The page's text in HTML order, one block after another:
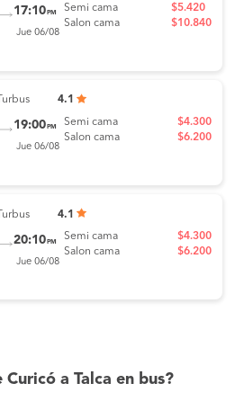
17:10 PM
Jue 06/08
Semi cama
Salon cama
$5.420
$10.840
Turbus 4.1
19:00 PM
Jue 06/08
Semi cama
Salon cama
$4.300
$6.200
Turbus 4.1
20:10 PM
Jue 06/08
Semi cama
Salon cama
$4.300
$6.200
Curicó a Talca en bus?